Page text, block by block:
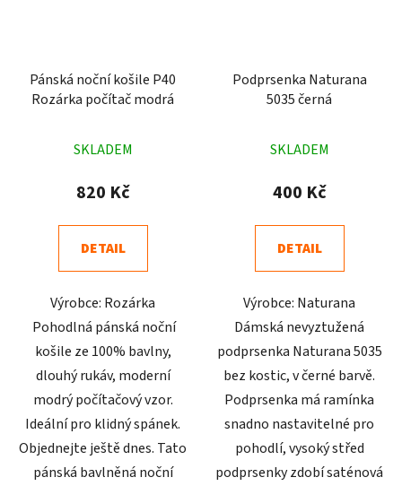
Pánská noční košile P40
Rozárka počítač modrá
hodnocení
produktu
4,1
z
hvězdiček.
SKLADEM
820 Kč
DETAIL
Výrobce: Rozárka
Pohodlná pánská noční
košile ze 100% bavlny,
dlouhý rukáv, moderní
modrý počítačový vzor.
Ideální pro klidný spánek.
Objednejte ještě dnes. Tato
pánská bavlněná noční
Podprsenka Naturana
5035 černá
hodnocení
produktu
4,3
z
hvězdiček.
SKLADEM
400 Kč
DETAIL
Výrobce: Naturana
Dámská nevyztužená
podprsenka Naturana 5035
bez kostic, v černé barvě.
Podprsenka má ramínka
snadno nastavitelné pro
pohodlí, vysoký střed
podprsenky zdobí saténová